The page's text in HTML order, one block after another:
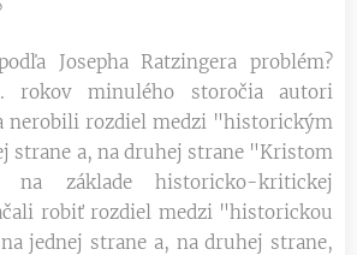
Josepha Ratzingera problém?
rokov minulého storočia autori
nerobili rozdiel medzi "historickým
strane a, na druhej strane "Kristom
na základe historicko-kritickej
robiť rozdiel medzi "historickou
jednej strane a, na druhej strane,